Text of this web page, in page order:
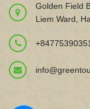
Golden Field
Liem Ward,
+84775390351